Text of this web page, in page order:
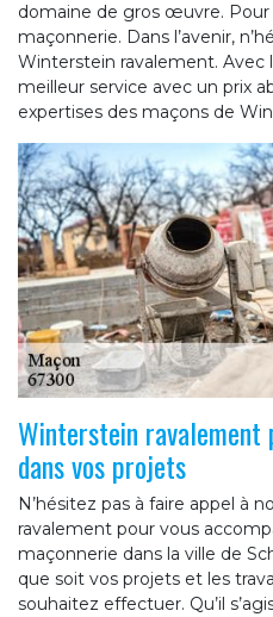
domaine de gros œuvre. Pour
maçonnerie. Dans l’avenir,
Winterstein ravalement. Avec
meilleur service avec un prix
expertises des maçons de
Winterstein ravalement
dans vos projets
N’hésitez pas à faire appel à
ravalement pour vous
maçonnerie dans la ville de
que soit vos projets et les
souhaitez effectuer. Qu’il